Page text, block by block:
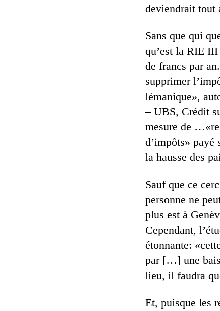
deviendrait tout
Sans que qui
qu’est la RIE
de francs par
supprimer
lémanique»,
– UBS, Crédit
mesure de
d’impôts» payé
la hausse des
Sauf que ce
personne ne
plus est à
Cependant,
étonnante:
par […] une
lieu, il faudra
Et, puisque les